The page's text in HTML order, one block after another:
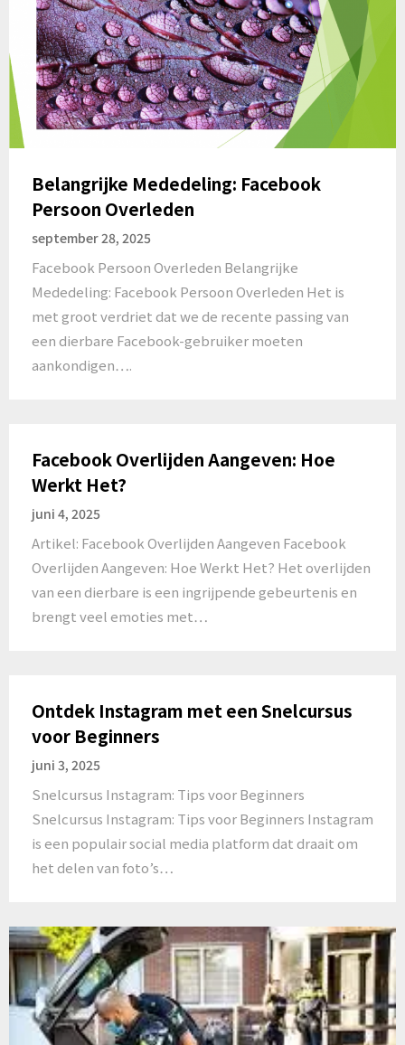
Belangrijke Mededeling: Facebook
Persoon Overleden
september 28, 2025
Facebook Persoon Overleden Belangrijke
Mededeling: Facebook Persoon Overleden Het is
met groot verdriet dat we de recente passing van
een dierbare Facebook-gebruiker moeten
aankondigen….
Facebook Overlijden Aangeven: Hoe
Werkt Het?
juni 4, 2025
Artikel: Facebook Overlijden Aangeven Facebook
Overlijden Aangeven: Hoe Werkt Het? Het overlijden
van een dierbare is een ingrijpende gebeurtenis en
brengt veel emoties met…
Ontdek Instagram met een Snelcursus
voor Beginners
juni 3, 2025
Snelcursus Instagram: Tips voor Beginners
Snelcursus Instagram: Tips voor Beginners Instagram
is een populair social media platform dat draait om
het delen van foto’s…